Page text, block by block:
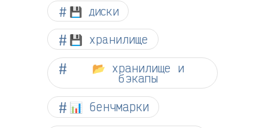
💾 диски
💾 хранилище
📂 хранилище и
бэкапы
📊 бенчмарки